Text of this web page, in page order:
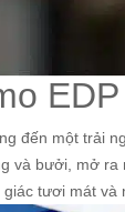
EDP
đến một trải
và bưởi, mở
tươi mát